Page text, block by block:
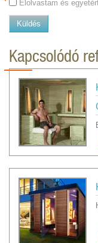
Elolvastam és
Küldés
Kapcsolódó